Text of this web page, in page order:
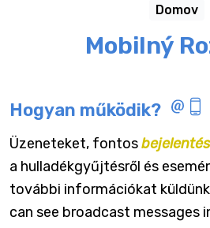
Mobilný
Domov
Hogyan működik?
Üzeneteket, fontos
a hulladékgyűjtésről és
további információkat küldünk
can see broadcast messages